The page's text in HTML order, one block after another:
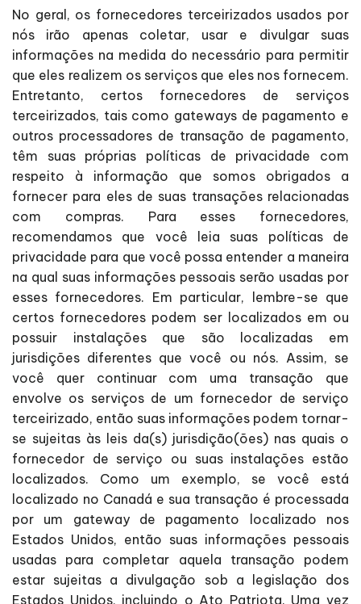
No geral, os fornecedores terceirizados usados por
nós irão apenas coletar, usar e divulgar suas
informações na medida do necessário para permitir
que eles realizem os serviços que eles nos fornecem.
Entretanto, certos fornecedores de serviços
terceirizados, tais como gateways de pagamento e
outros processadores de transação de pagamento,
têm suas próprias políticas de privacidade com
respeito à informação que somos obrigados a
fornecer para eles de suas transações relacionadas
com compras. Para esses fornecedores,
recomendamos que você leia suas políticas de
privacidade para que você possa entender a maneira
na qual suas informações pessoais serão usadas por
esses fornecedores. Em particular, lembre-se que
certos fornecedores podem ser localizados em ou
possuir instalações que são localizadas em
jurisdições diferentes que você ou nós. Assim, se
você quer continuar com uma transação que
envolve os serviços de um fornecedor de serviço
terceirizado, então suas informações podem tornar-
se sujeitas às leis da(s) jurisdição(ões) nas quais o
fornecedor de serviço ou suas instalações estão
localizados. Como um exemplo, se você está
localizado no Canadá e sua transação é processada
por um gateway de pagamento localizado nos
Estados Unidos, então suas informações pessoais
usadas para completar aquela transação podem
estar sujeitas a divulgação sob a legislação dos
Estados Unidos, incluindo o Ato Patriota. Uma vez